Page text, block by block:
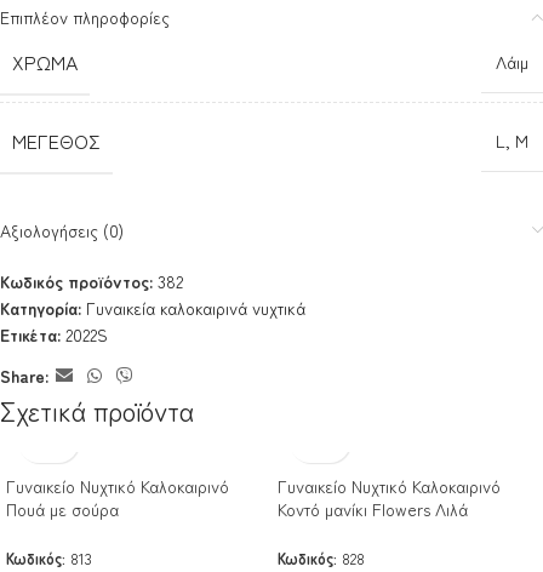
Επιπλέον πληροφορίες
ΧΡΏΜΑ Λάιμ
ΜΈΓΕΘΟΣ L , M
Αξιολογήσεις (0)
Κωδικός προϊόντος: 382
Κατηγορία: Γυναικεία καλοκαιρινά νυχτικά
Ετικέτα: 2022S
Share:
Σχετικά προϊόντα
Γυναικείο Νυχτικό Καλοκαιρινό
Πουά με σούρα
Κωδικός: 813
Γυναικείο Νυχτικό Καλοκαιρινό
Κοντό μανίκι Flowers Λιλά
Κωδικός: 828